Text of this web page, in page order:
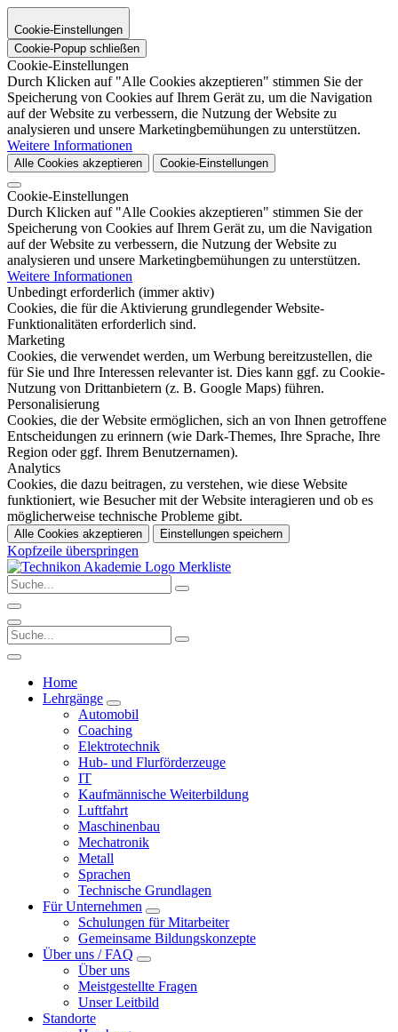
Cookie-Einstellungen
Cookie-Popup schließen
Cookie-Einstellungen
Durch Klicken auf "Alle Cookies akzeptieren" stimmen Sie der
Speicherung von Cookies auf Ihrem Gerät zu, um die Navigation
auf der Website zu verbessern, die Nutzung der Website zu
analysieren und unsere Marketingbemühungen zu unterstützen.
Weitere Informationen
Alle Cookies akzeptieren Cookie-Einstellungen
Cookie-Einstellungen
Durch Klicken auf "Alle Cookies akzeptieren" stimmen Sie der
Speicherung von Cookies auf Ihrem Gerät zu, um die Navigation
auf der Website zu verbessern, die Nutzung der Website zu
analysieren und unsere Marketingbemühungen zu unterstützen.
Weitere Informationen
Unbedingt erforderlich (immer aktiv)
Cookies, die für die Aktivierung grundlegender Website-
Funktionalitäten erforderlich sind.
Marketing
Cookies, die verwendet werden, um Werbung bereitzustellen, die
für Sie und Ihre Interessen relevanter ist. Dies kann ggf. zu Cookie-
Nutzung von Drittanbietern (z. B. Google Maps) führen.
Personalisierung
Cookies, die der Website ermöglichen, sich an von Ihnen getroffene
Entscheidungen zu erinnern (wie Dark-Themes, Ihre Sprache, Ihre
Region oder ggf. Ihrem Benutzernamen).
Analytics
Cookies, die dazu beitragen, zu verstehen, wie diese Website
funktioniert, wie Besucher mit der Website interagieren und ob es
möglicherweise technische Probleme gibt.
Alle Cookies akzeptieren Einstellungen speichern
Kopfzeile überspringen
Merkliste
Home
Lehrgänge
Automobil
Coaching
Elektrotechnik
Hub- und Flurförderzeuge
IT
Kaufmännische Weiterbildung
Luftfahrt
Maschinenbau
Mechatronik
Metall
Sprachen
Technische Grundlagen
Für Unternehmen
Schulungen für Mitarbeiter
Gemeinsame Bildungskonzepte
Über uns / FAQ
Über uns
Meistgestellte Fragen
Unser Leitbild
Standorte